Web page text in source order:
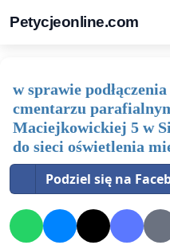
Petycjeonline.com
w sprawie
cmentarzu
Maciejkowickiej 5 w
do sieci oświetlenia
Podziel się na